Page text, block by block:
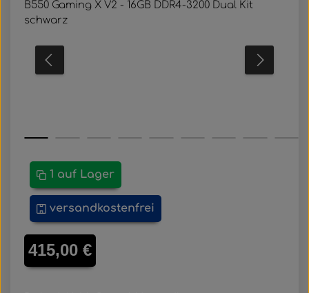
1 auf Lager
versandkostenfrei
415,00 €